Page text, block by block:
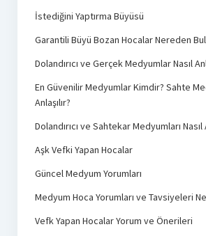
İstediğini Yaptırma Büyüsü
Garantili Büyü Bozan Hocalar Nereden
Dolandırıcı ve Gerçek Medyumlar Nasıl
En Güvenilir Medyumlar Kimdir? Sahte
Anlaşılır?
Dolandırıcı ve Sahtekar Medyumları Nasıl
Aşk Vefki Yapan Hocalar
Güncel Medyum Yorumları
Medyum Hoca Yorumları ve Tavsiyeleri
Vefk Yapan Hocalar Yorum ve Önerileri